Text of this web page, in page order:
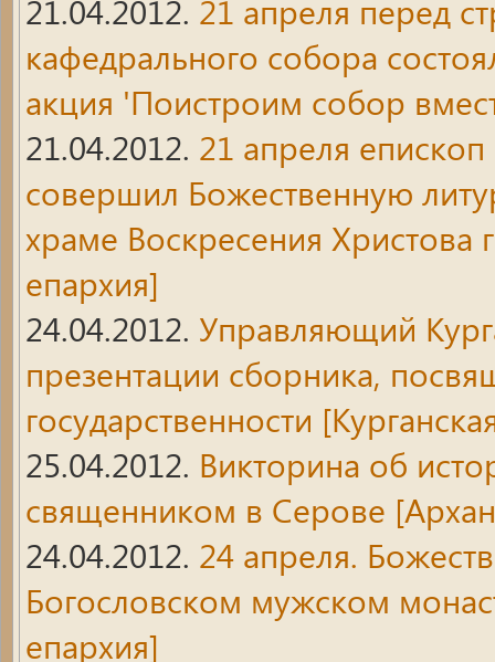
21.04.2012. 21 апреля перед
кафедрального собора
акция 'Поистроим собор
21.04.2012. 21 апреля
совершил Божественную
храме Воскресения Христова
епархия]
24.04.2012. Управляющий
презентации сборника,
государственности
25.04.2012. Викторина об
священником в Серове
24.04.2012. 24 апреля.
Богословском мужском
епархия]